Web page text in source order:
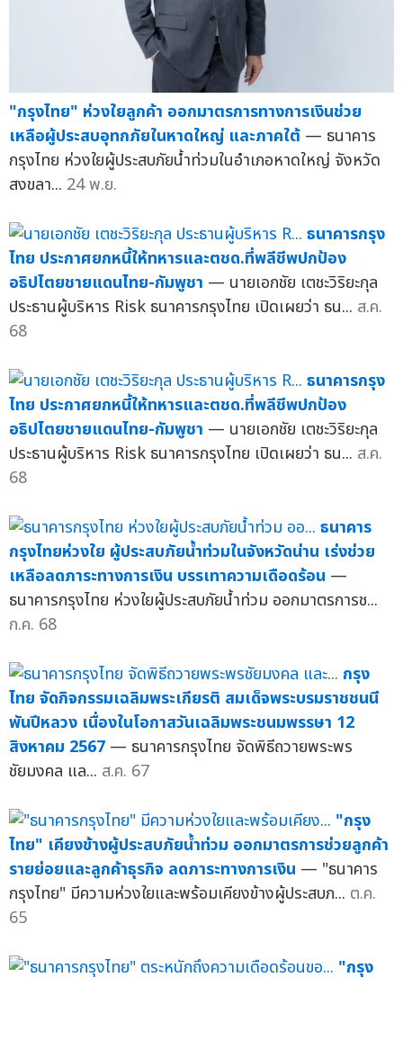
"กรุงไทย" ห่วงใยลูกค้า ออกมาตรการทางการเงินช่วย
เหลือผู้ประสบอุทกภัยในหาดใหญ่ และภาคใต้ — ธนาคาร
กรุงไทย ห่วงใยผู้ประสบภัยน้ำท่วมในอำเภอหาดใหญ่ จังหวัด
สงขลา... 24 พ.ย.
ธนาคารกรุง
ไทย ประกาศยกหนี้ให้ทหารและตชด.ที่พลีชีพปกป้อง
อธิปไตยชายแดนไทย-กัมพูชา — นายเอกชัย เตชะวิริยะกุล
ประธานผู้บริหาร Risk ธนาคารกรุงไทย เปิดเผยว่า ธน... ส.ค.
68
ธนาคารกรุง
ไทย ประกาศยกหนี้ให้ทหารและตชด.ที่พลีชีพปกป้อง
อธิปไตยชายแดนไทย-กัมพูชา — นายเอกชัย เตชะวิริยะกุล
ประธานผู้บริหาร Risk ธนาคารกรุงไทย เปิดเผยว่า ธน... ส.ค.
68
ธนาคาร
กรุงไทยห่วงใย ผู้ประสบภัยน้ำท่วมในจังหวัดน่าน เร่งช่วย
เหลือลดภาระทางการเงิน บรรเทาความเดือดร้อน —
ธนาคารกรุงไทย ห่วงใยผู้ประสบภัยน้ำท่วม ออกมาตรการช...
ก.ค. 68
กรุง
ไทย จัดกิจกรรมเฉลิมพระเกียรติ สมเด็จพระบรมราชชนนี
พันปีหลวง เนื่องในโอกาสวันเฉลิมพระชนมพรรษา 12
สิงหาคม 2567 — ธนาคารกรุงไทย จัดพิธีถวายพระพร
ชัยมงคล แล... ส.ค. 67
"กรุง
ไทย" เคียงข้างผู้ประสบภัยน้ำท่วม ออกมาตรการช่วยลูกค้า
รายย่อยและลูกค้าธุรกิจ ลดภาระทางการเงิน — "ธนาคาร
กรุงไทย" มีความห่วงใยและพร้อมเคียงข้างผู้ประสบภ... ต.ค.
65
"กรุง